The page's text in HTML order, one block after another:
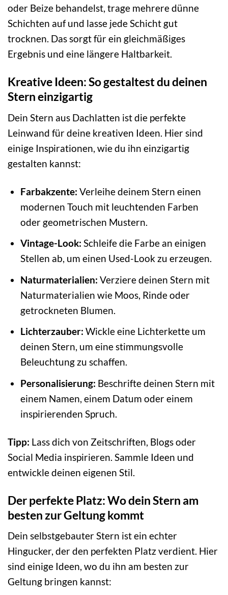
oder Beize behandelst, trage mehrere dünne
Schichten auf und lasse jede Schicht gut
trocknen. Das sorgt für ein gleichmäßiges
Ergebnis und eine längere Haltbarkeit.
Kreative Ideen: So gestaltest du deinen
Stern einzigartig
Dein Stern aus Dachlatten ist die perfekte
Leinwand für deine kreativen Ideen. Hier sind
einige Inspirationen, wie du ihn einzigartig
gestalten kannst:
Farbakzente: Verleihe deinem Stern einen
modernen Touch mit leuchtenden Farben
oder geometrischen Mustern.
Vintage-Look: Schleife die Farbe an einigen
Stellen ab, um einen Used-Look zu erzeugen.
Naturmaterialien: Verziere deinen Stern mit
Naturmaterialien wie Moos, Rinde oder
getrockneten Blumen.
Lichterzauber: Wickle eine Lichterkette um
deinen Stern, um eine stimmungsvolle
Beleuchtung zu schaffen.
Personalisierung: Beschrifte deinen Stern mit
einem Namen, einem Datum oder einem
inspirierenden Spruch.
Tipp: Lass dich von Zeitschriften, Blogs oder
Social Media inspirieren. Sammle Ideen und
entwickle deinen eigenen Stil.
Der perfekte Platz: Wo dein Stern am
besten zur Geltung kommt
Dein selbstgebauter Stern ist ein echter
Hingucker, der den perfekten Platz verdient. Hier
sind einige Ideen, wo du ihn am besten zur
Geltung bringen kannst: